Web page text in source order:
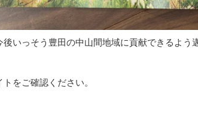
いっそう豊田の中山間地域に貢献できるよう
をご確認ください。